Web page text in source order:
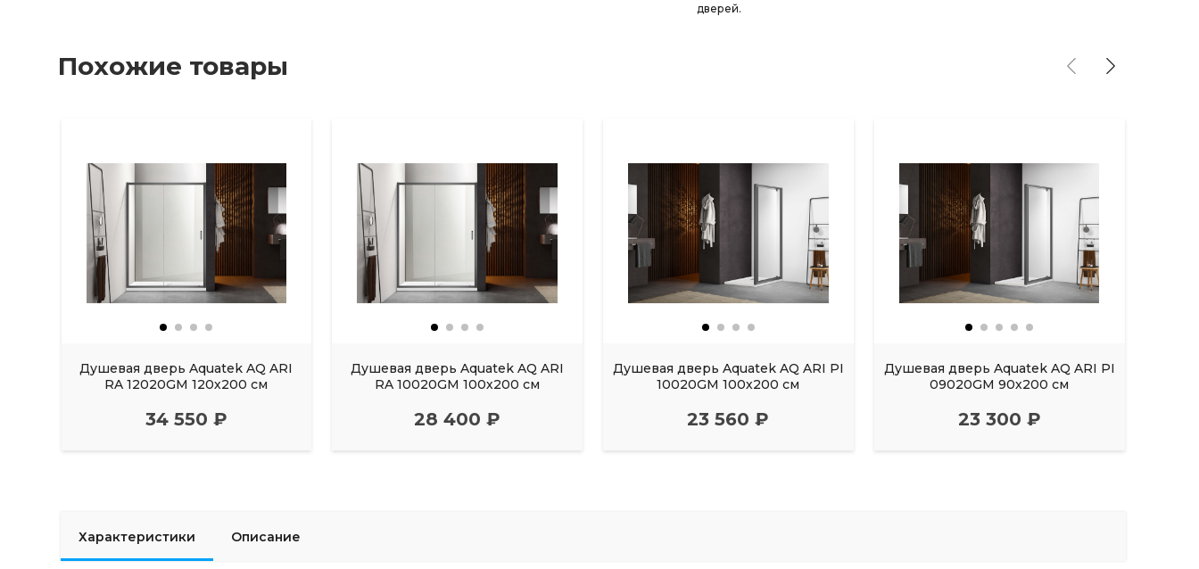
дверей.
Похожие товары
Душевая дверь Aquatek AQ ARI
RA 12020GM 120х200 см
34 550 ₽
Душевая дверь Aquatek AQ ARI
RA 10020GM 100х200 см
28 400 ₽
Душевая дверь Aquatek AQ ARI PI
10020GM 100х200 см
23 560 ₽
Душевая дверь Aquatek AQ ARI PI
09020GM 90х200 см
23 300 ₽
Характеристики Описание